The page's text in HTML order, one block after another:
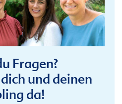
Fragen?
und deinen
da!